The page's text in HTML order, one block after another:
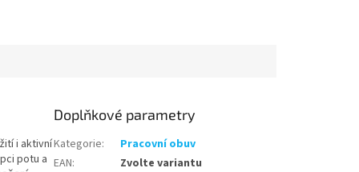
i aktivní
potu a
Doplňkové parametry
Kategorie:
Pracovní obuv
EAN: Zvolte variantu